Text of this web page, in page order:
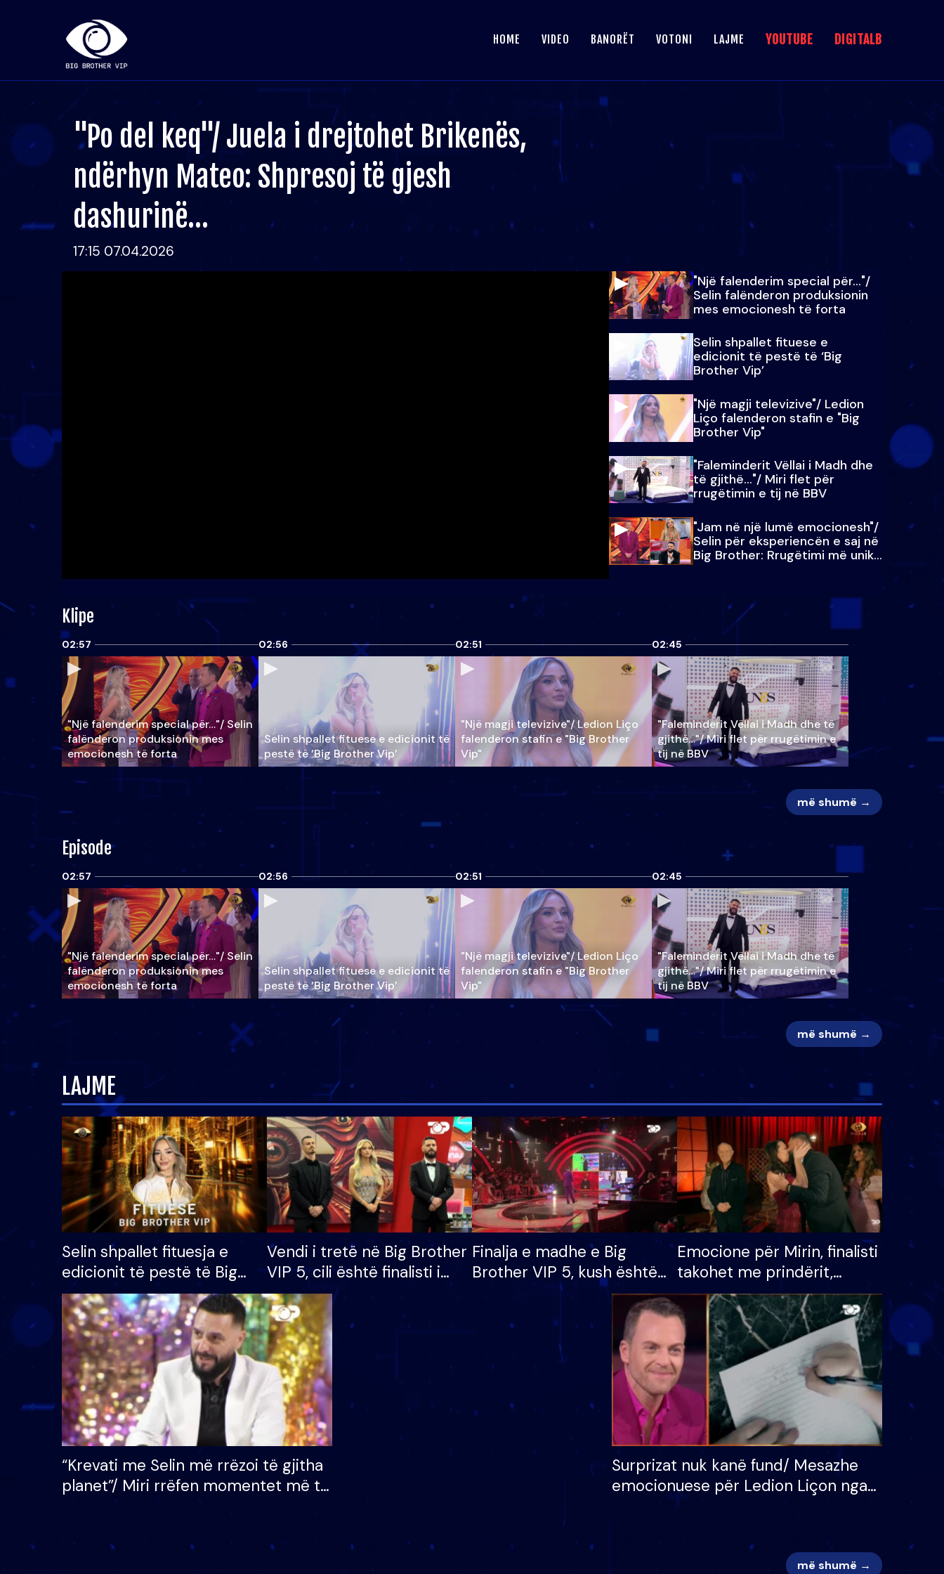
HOME VIDEO BANORËT VOTONI LAJME YOUTUBE DIGITALB
"Po del keq"/ Juela i drejtohet Brikenës,
ndërhyn Mateo: Shpresoj të gjesh
dashurinë…
17:15 07.04.2026
"Një falenderim special për…"/
Selin falënderon produksionin
mes emocionesh të forta
Selin shpallet fituese e
edicionit të pestë të ‘Big
Brother Vip’
"Një magji televizive"/ Ledion
Liço falenderon stafin e "Big
Brother Vip"
"Faleminderit Vëllai i Madh dhe
të gjithë…"/ Miri flet për
rrugëtimin e tij në BBV
"Jam në një lumë emocionesh"/
Selin për eksperiencën e saj në
Big Brother: Rrugëtimi më unik…
Klipe
02:57
"Një falenderim special për…"/ Selin
falënderon produksionin mes
emocionesh të forta
02:56
Selin shpallet fituese e edicionit të
pestë të ‘Big Brother Vip’
02:51
"Një magji televizive"/ Ledion Liço
falenderon stafin e "Big Brother
Vip"
02:45
"Faleminderit Vëllai i Madh dhe të
gjithë…"/ Miri flet për rrugëtimin e
tij në BBV
më shumë →
Episode
02:57
"Një falenderim special për…"/ Selin
falënderon produksionin mes
emocionesh të forta
02:56
Selin shpallet fituese e edicionit të
pestë të ‘Big Brother Vip’
02:51
"Një magji televizive"/ Ledion Liço
falenderon stafin e "Big Brother
Vip"
02:45
"Faleminderit Vëllai i Madh dhe të
gjithë…"/ Miri flet për rrugëtimin e
tij në BBV
më shumë →
LAJME
Selin shpallet fituesja e
edicionit të pestë të Big
Brother VIP, rrëmben
çmimin e madh prej 100
mijë eurosh
Vendi i tretë në Big Brother
VIP 5, cili është finalisti i
radhës që lë shtëpinë
Finalja e madhe e Big
Brother VIP 5, kush është
banori i parë që lë shtëpinë
dhe humb mundësinë për
të fituar çmimin e madh
Emocione për Mirin, finalisti
takohet me prindërit,
vajzën dhe bashkëshorten:
S’kemi ndonjë letër divorci
apo jo?
“Krevati me Selin më rrëzoi të gjitha
planet”/ Miri rrëfen momentet më të
bukura në shtëpinë e BB VIP: Do më
Surprizat nuk kanë fund/ Mesazhe
emocionuese për Ledion Liçon nga
nëna dhe fëmijët e tij, moderatori
më shumë →